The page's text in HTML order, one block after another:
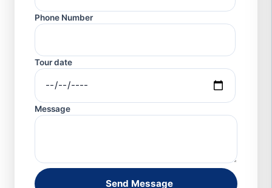
Phone Number
Tour date
Message
Send Message